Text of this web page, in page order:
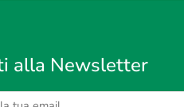
alla Newsletter